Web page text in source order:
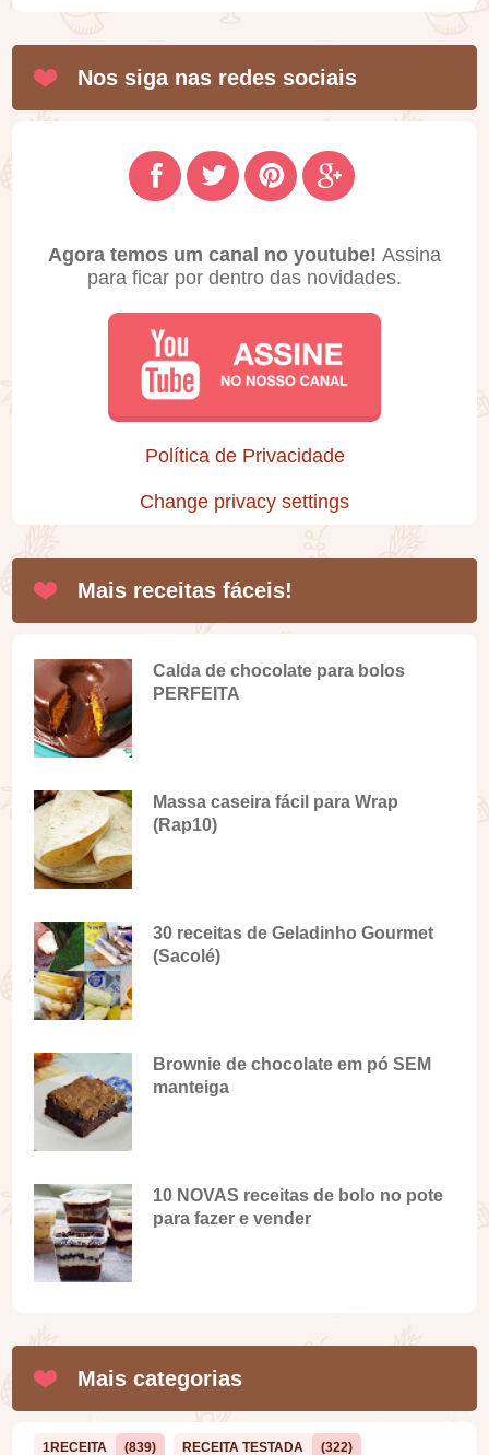
Nos siga nas redes sociais
Agora temos um canal no youtube! Assina
para ficar por dentro das novidades.
Política de Privacidade
Change privacy settings
Mais receitas fáceis!
Calda de chocolate para bolos
PERFEITA
Massa caseira fácil para Wrap
(Rap10)
30 receitas de Geladinho Gourmet
(Sacolé)
Brownie de chocolate em pó SEM
manteiga
10 NOVAS receitas de bolo no pote
para fazer e vender
Mais categorias
1RECEITA (839) RECEITA TESTADA (322)